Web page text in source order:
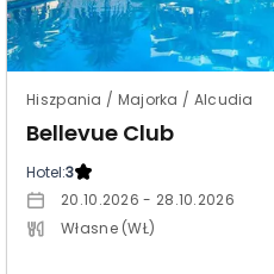
Hiszpania / Majorka / Alcudia
Bellevue Club
Hotel:3
20.10.2026 - 28.10.2026
Własne (WŁ)